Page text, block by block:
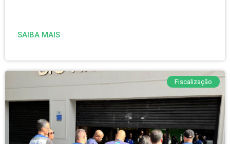
SAIBA MAIS
Fiscalização